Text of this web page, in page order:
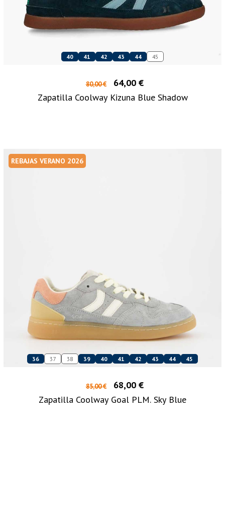
40 41 42 43 44 45
80,00 €
64,00 €
Zapatilla Coolway Kizuna Blue Shadow
REBAJAS VERANO 2026
36 37 38 39 40 41 42 43 44 45
85,00 €
68,00 €
Zapatilla Coolway Goal PLM. Sky Blue